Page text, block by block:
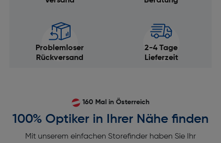
Problemloser
Rückversand
2-4 Tage
Lieferzeit
160 Mal in Österreich
100% Optiker in Ihrer Nähe finden
Mit unserem einfachen Storefinder haben Sie Ihr